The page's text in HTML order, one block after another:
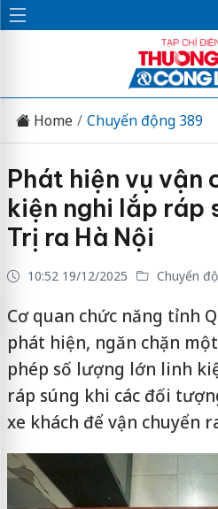
Home Chuyển động 389
Phát hiện vụ vận
kiện nghi lắp ráp
Trị ra Hà Nội
10:52 19/12/2025 Chuyển
Cơ quan chức năng tỉnh
phát hiện, ngăn chặn
phép số lượng lớn linh
ráp súng khi các đối
xe khách để vận chuyển